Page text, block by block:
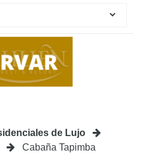
de Lujo
Cabaña Tapimba